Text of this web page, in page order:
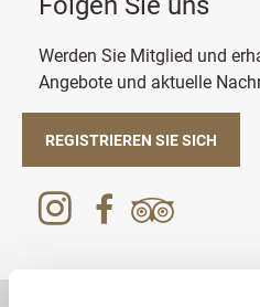
Werden Sie Mitglied und
Angebote und aktuelle
REGISTRIEREN SIE SICH